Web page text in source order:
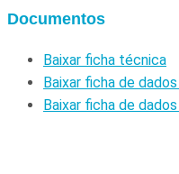
Documentos
Baixar ficha técnica
Baixar ficha de
Baixar ficha de